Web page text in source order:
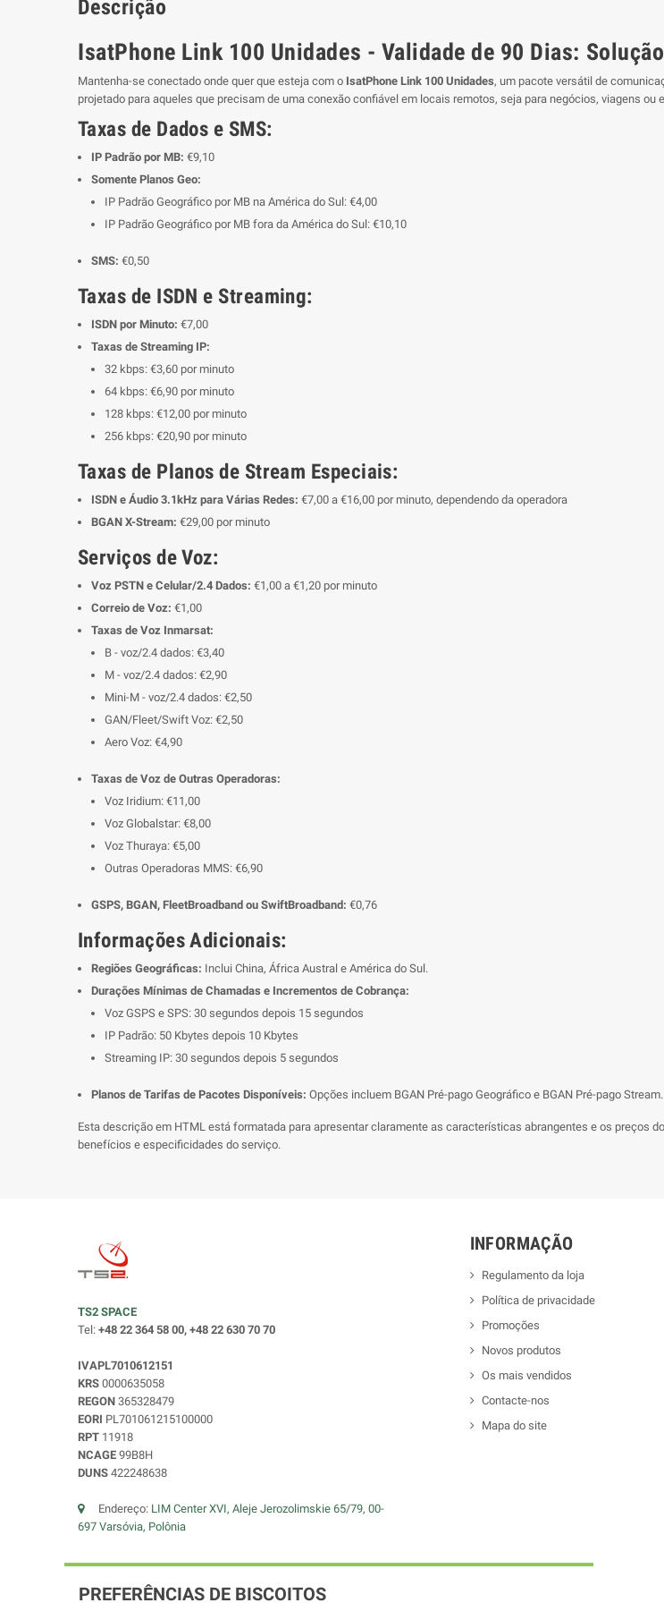
Descrição
IsatPhone Link 100 Unidades - Validade de 90 Dias:
Mantenha-se conectado onde quer que esteja com o IsatPhone Link 100 Unidades, um pacote versátil de
projetado para aqueles que precisam de uma conexão confiável em locais remotos, seja para negócios, viagens ou
Taxas de Dados e SMS:
IP Padrão por MB: €9,10
Somente Planos Geo:
IP Padrão Geográfico por MB na América do Sul: €4,00
IP Padrão Geográfico por MB fora da América do Sul: €10,10
SMS: €0,50
Taxas de ISDN e Streaming:
ISDN por Minuto: €7,00
Taxas de Streaming IP:
32 kbps: €3,60 por minuto
64 kbps: €6,90 por minuto
128 kbps: €12,00 por minuto
256 kbps: €20,90 por minuto
Taxas de Planos de Stream Especiais:
ISDN e Áudio 3.1kHz para Várias Redes: €7,00 a €16,00 por minuto, dependendo da operadora
BGAN X-Stream: €29,00 por minuto
Serviços de Voz:
Voz PSTN e Celular/2.4 Dados: €1,00 a €1,20 por minuto
Correio de Voz: €1,00
Taxas de Voz Inmarsat:
B - voz/2.4 dados: €3,40
M - voz/2.4 dados: €2,90
Mini-M - voz/2.4 dados: €2,50
GAN/Fleet/Swift Voz: €2,50
Aero Voz: €4,90
Taxas de Voz de Outras Operadoras:
Voz Iridium: €11,00
Voz Globalstar: €8,00
Voz Thuraya: €5,00
Outras Operadoras MMS: €6,90
GSPS, BGAN, FleetBroadband ou SwiftBroadband: €0,76
Informações Adicionais:
Regiões Geográficas: Inclui China, África Austral e América do Sul.
Durações Mínimas de Chamadas e Incrementos de Cobrança:
Voz GSPS e SPS: 30 segundos depois 15 segundos
IP Padrão: 50 Kbytes depois 10 Kbytes
Streaming IP: 30 segundos depois 5 segundos
Planos de Tarifas de Pacotes Disponíveis: Opções incluem BGAN Pré-pago Geográfico e BGAN Pré-pago Stream.
Esta descrição em HTML está formatada para apresentar claramente as características abrangentes e os preços
benefícios e especificidades do serviço.
TS2 SPACE
Tel: +48 22 364 58 00, +48 22 630 70 70
IVAPL7010612151
KRS 0000635058
REGON 365328479
EORI PL701061215100000
RPT 11918
NCAGE 99B8H
DUNS 422248638
Endereço: LIM Center XVI, Aleje Jerozolimskie 65/79, 00-
697 Varsóvia, Polônia
INFORMAÇÃO
Regulamento da loja
Política de privacidade
Promoções
Novos produtos
Os mais vendidos
Contacte-nos
Mapa do site
PREFERÊNCIAS DE BISCOITOS